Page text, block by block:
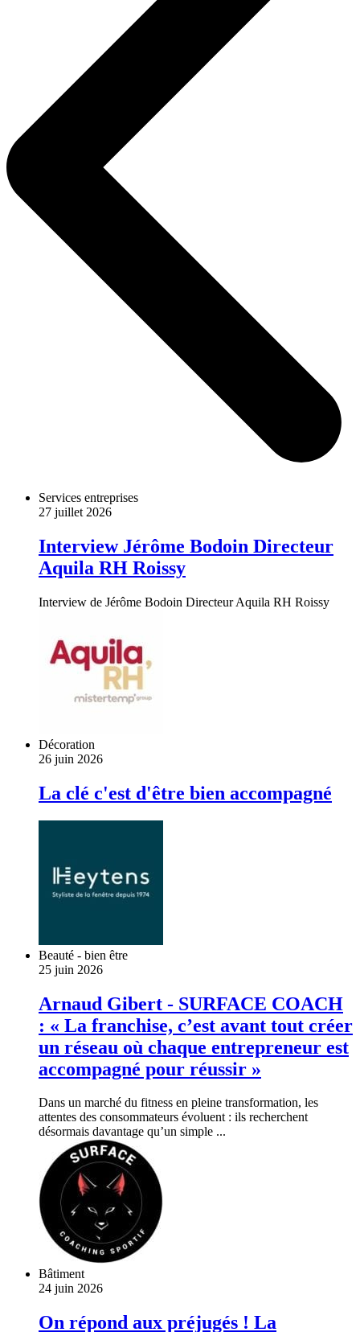
Services entreprises
27 juillet 2026
Interview Jérôme Bodoin Directeur
Aquila RH Roissy
Interview de Jérôme Bodoin Directeur Aquila RH Roissy
Décoration
26 juin 2026
La clé c'est d'être bien accompagné
Beauté - bien être
25 juin 2026
Arnaud Gibert - SURFACE COACH
: « La franchise, c’est avant tout créer
un réseau où chaque entrepreneur est
accompagné pour réussir »
Dans un marché du fitness en pleine transformation, les
attentes des consommateurs évoluent : ils recherchent
désormais davantage qu’un simple ...
Bâtiment
24 juin 2026
On répond aux préjugés ! La